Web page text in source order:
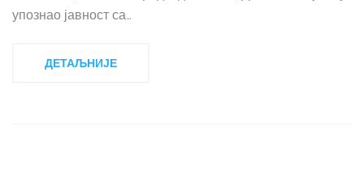
упознао јавност са...
ДЕТАЉНИЈЕ